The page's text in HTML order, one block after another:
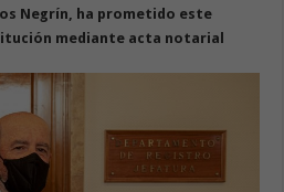
Negrín, ha prometido este
mediante acta notarial